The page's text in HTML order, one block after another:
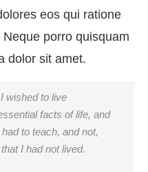
eos qui ratione
porro quisquam
dolor sit amet.
wished to live
facts of life, and
to teach, and not,
I had not lived.